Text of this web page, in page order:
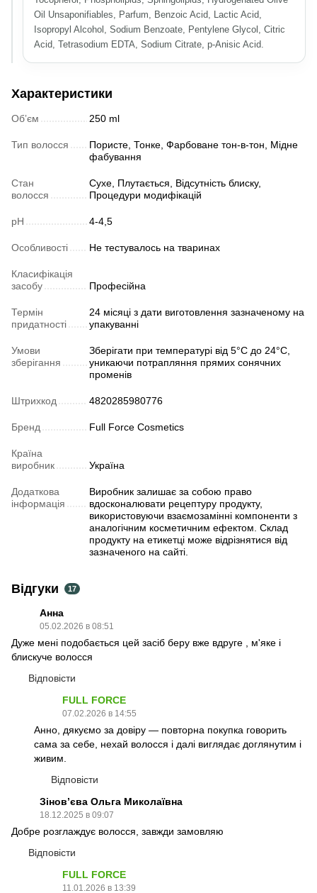
Oil Unsaponifiables, Parfum, Benzoic Acid, Lactic Acid,
Isopropyl Alcohol, Sodium Benzoate, Pentylene Glycol, Citric
Acid, Tetrasodium EDTA, Sodium Citrate, p-Anisic Acid.
Характеристики
Обʼєм 250 ml
Тип волосся
Пористе, Тонке, Фарбоване тон-в-тон, Мідне
фабування
Стан
волосся
Сухе, Плутається, Відсутність блиску,
Процедури модифікацій
pH 4-4,5
Особливості Не тестувалось на тваринах
Класифікація
засобу
Професійна
Термін
придатності
24 місяці з дати виготовлення зазначеному на
упакуванні
Умови
зберігання
Зберігати при температурі від 5°C до 24°C,
уникаючи потрапляння прямих сонячних
променів
Штрихкод 4820285980776
Бренд Full Force Cosmetics
Країна
виробник
Україна
Додаткова
інформація
Виробник залишає за собою право
вдосконалювати рецептуру продукту,
використовуючи взаємозамінні компоненти з
аналогічним косметичним ефектом. Склад
продукту на етикетці може відрізнятися від
зазначеного на сайті.
Відгуки 17
Анна
05.02.2026 в 08:51
Дуже мені подобається цей засіб беру вже вдруге , м'яке і
блискуче волосся
Відповісти
FULL FORCE
07.02.2026 в 14:55
Анно, дякуємо за довіру — повторна покупка говорить
сама за себе, нехай волосся і далі виглядає доглянутим і
живим.
Відповісти
Зіновʼєва Ольга Миколаївна
18.12.2025 в 09:07
Добре розглаждує волосся, завжди замовляю
Відповісти
FULL FORCE
11.01.2026 в 13:39